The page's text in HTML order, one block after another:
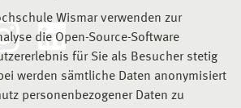
Wismar verwenden zur
die Open-Source-Software
für Sie als Besucher stetig
werden sämtliche Daten anonymisiert
personenbezogener Daten zu